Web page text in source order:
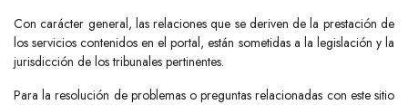
Con carácter general, las relaciones que se deriven de la prestación de
los servicios contenidos en el portal, están sometidas a la legislación y la
jurisdicción de los tribunales pertinentes.
Para la resolución de problemas o preguntas relacionadas con este sitio